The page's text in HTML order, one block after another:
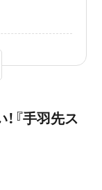
『手羽先ス